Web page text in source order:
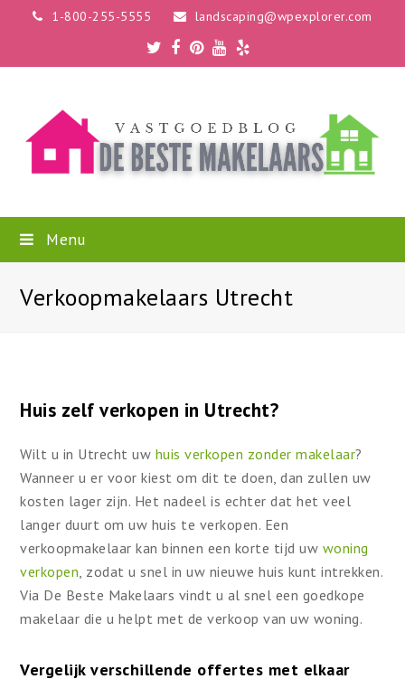
1-800-255-5555 landscaping@wpexplorer.com
Twitter
Facebook
Pinterest
Youtube
Menu
Verkoopmakelaars Utrecht
Huis zelf verkopen in Utrecht?
Wilt u in Utrecht uw huis verkopen zonder makelaar?
Wanneer u er voor kiest om dit te doen, dan zullen uw
kosten lager zijn. Het nadeel is echter dat het veel
langer duurt om uw huis te verkopen. Een
verkoopmakelaar kan binnen een korte tijd uw woning
verkopen, zodat u snel in uw nieuwe huis kunt intrekken.
Via De Beste Makelaars vindt u al snel een goedkope
makelaar die u helpt met de verkoop van uw woning.
Vergelijk verschillende offertes met elkaar